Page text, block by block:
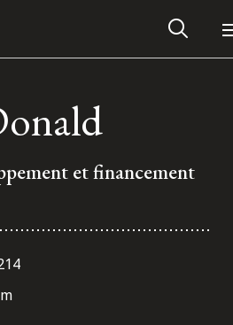
et financement